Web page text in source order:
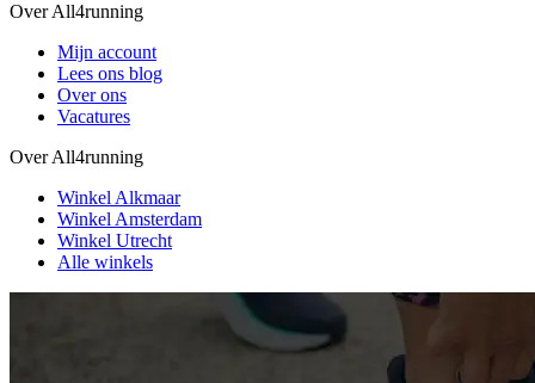
Over All4running
Mijn account
Lees ons blog
Over ons
Vacatures
Over All4running
Winkel Alkmaar
Winkel Amsterdam
Winkel Utrecht
Alle winkels